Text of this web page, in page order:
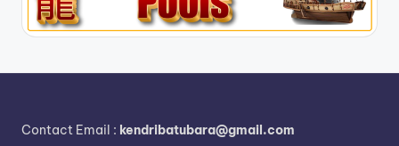
Contact Email : kendribatubara@gmail.com